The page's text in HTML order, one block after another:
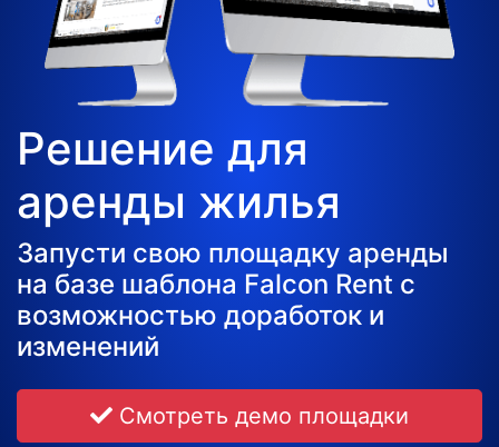
Решение для
аренды жилья
Запусти свою площадку аренды
на базе шаблона Falcon Rent с
возможностью доработок и
изменений
Смотреть демо площадки